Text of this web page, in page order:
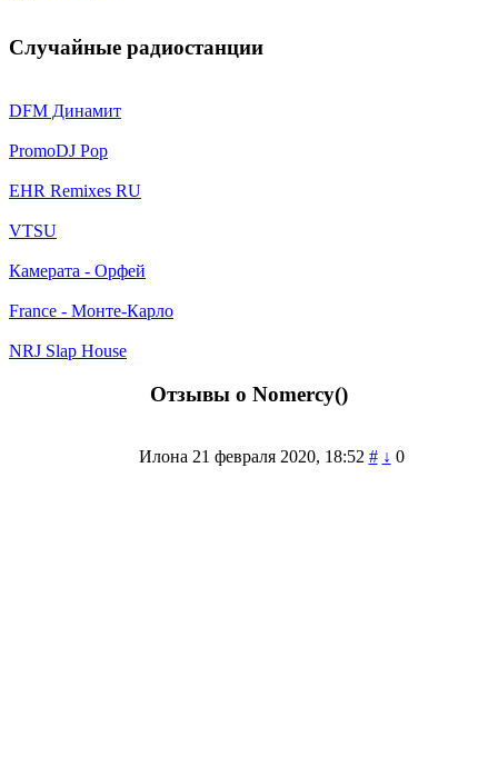
Случайные радиостанции
DFM Динамит
PromoDJ Pop
EHR Remixes RU
VTSU
Камерата - Орфей
France - Монте-Карло
NRJ Slap House
Отзывы о Nomercy()
Илона 21 февраля 2020, 18:52 # ↓ 0